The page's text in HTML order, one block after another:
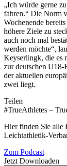
„Ich würde gerne
fahren.“ Die Norm
Wochenende
höhere Ziele zu
auch noch mal
werden möchte“,
Keyserlingk, die es
zur deutschen U18-
der aktuellen
zwei liegt.
Teilen
#TrueAthletes –
Hier finden Sie alle
Leichtathletik-
Zum Podcast
Jetzt Downloaden